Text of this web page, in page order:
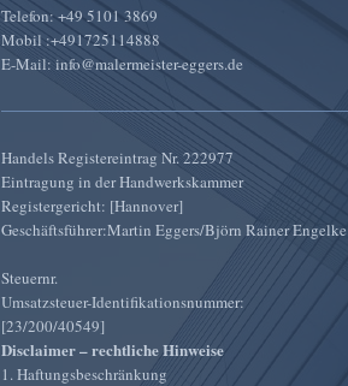
Telefon: +49 5101 3869
Mobil :+491725114888
E-Mail: info@malermeister-eggers.de
Handels Registereintrag Nr. 222977
Eintragung in der Handwerkskammer
Registergericht: [Hannover]
Geschäftsführer:Martin Eggers/Björn Rainer Engelke
Steuernr.
Umsatzsteuer-Identifikationsnummer:
[23/200/40549]
Disclaimer – rechtliche Hinweise
1. Haftungsbeschränkung